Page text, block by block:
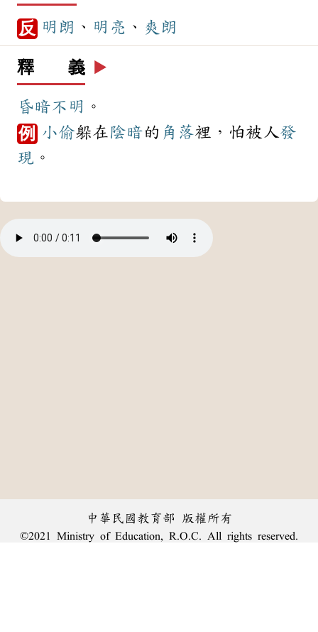
反 明朗 、 明亮 、 爽朗
釋 義 ▶️
昏暗不明 。
例 小偷躲在陰暗的 角落裡，怕被人發
現 。
中華民國教育部 版權所有
©2021 Ministry of Education, R.O.C. All rights reserved.